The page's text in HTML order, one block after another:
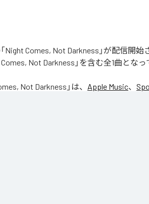
Night Comes, Not Darkness」が配信開
Not Darkness」を含む全1曲となっ
Not Darkness 」は、 Apple Music、